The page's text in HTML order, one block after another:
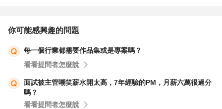
你可能感興趣的問題
每一個行業都需要作品集或是專案嗎？
看看提問者怎麼說
面試被主管嘲笑薪水開太高，7年經驗的PM，月薪六萬很過分
嗎？
看看提問者怎麼說